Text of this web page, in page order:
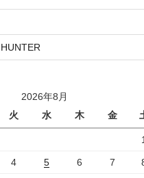
2026年8月
火 水 木 金
1
4 5 6 7